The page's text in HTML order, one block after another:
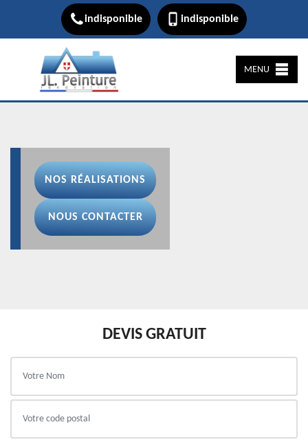
indisponible indisponible
MENU
NOS RÉALISATIONS
NOUS CONTACTER
DEVIS GRATUIT